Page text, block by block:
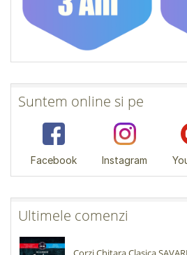
Suntem online si pe
Facebook Instagram
Ultimele comenzi